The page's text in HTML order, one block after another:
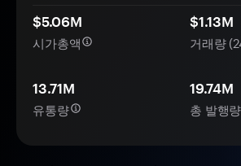
$5.06M
시가총액
$1.13M
거래량
13.71M
유통량
19.74M
총 발행량